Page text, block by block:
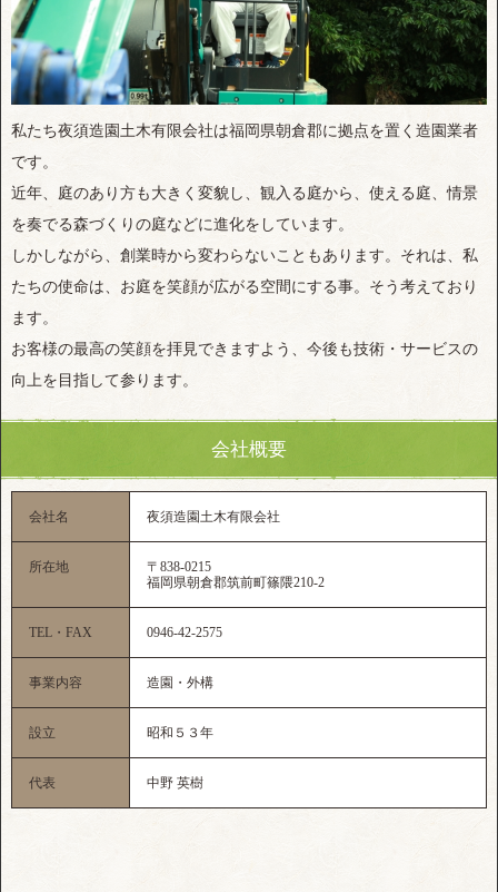
私たち夜須造園土木有限会社は福岡県朝倉郡に拠点を置く造園業者
です。
近年、庭のあり方も大きく変貌し、観入る庭から、使える庭、情景
を奏でる森づくりの庭などに進化をしています。
しかしながら、創業時から変わらないこともあります。それは、私
たちの使命は、お庭を笑顔が広がる空間にする事。そう考えており
ます。
お客様の最高の笑顔を拝見できますよう、今後も技術・サービスの
向上を目指して参ります。
会社概要
会社名 夜須造園土木有限会社
所在地
〒838-0215
福岡県朝倉郡筑前町篠隈210-2
TEL・FAX 0946-42-2575
事業内容 造園・外構
設立 昭和５３年
代表 中野 英樹